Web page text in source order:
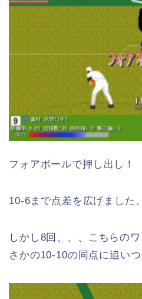
フォアボールで押し出し！
10-6まで点差を広げました
しかし8回、、、こちらの
さかの10-10の同点に追いつ